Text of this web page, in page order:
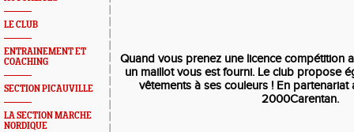
LE CLUB
ENTRAINEMENT ET
COACHING
SECTION PICAUVILLE
LA SECTION MARCHE
NORDIQUE
Quand vous prenez une licence compétition
un maillot vous est fourni. Le club propose
vêtements à ses couleurs ! En
2000Carentan.